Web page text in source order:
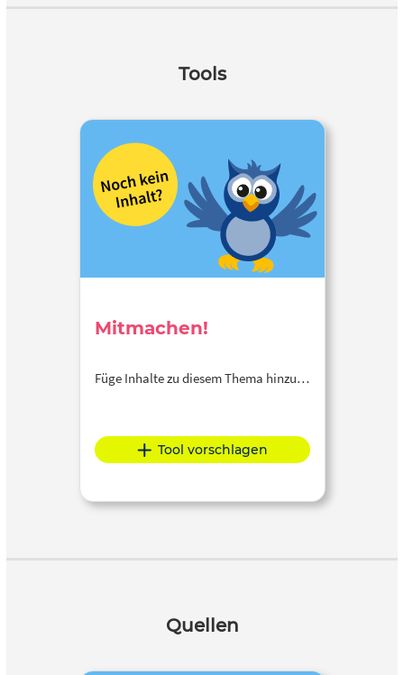
Tools
Mitmachen!
Füge Inhalte zu diesem Thema hinzu…
Tool vorschlagen
Quellen